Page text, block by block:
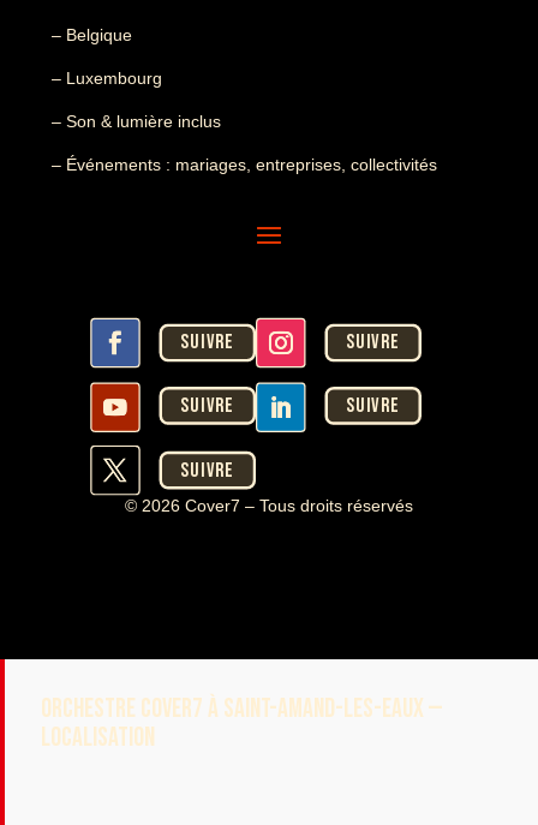
– Belgique
– Luxembourg
– Son & lumière inclus
– Événements : mariages, entreprises, collectivités
Suivre Suivre
Suivre Suivre
Suivre
© 2026 Cover7 – Tous droits réservés
ORCHESTRE COVER7 À SAINT-AMAND-LES-EAUX —
LOCALISATION